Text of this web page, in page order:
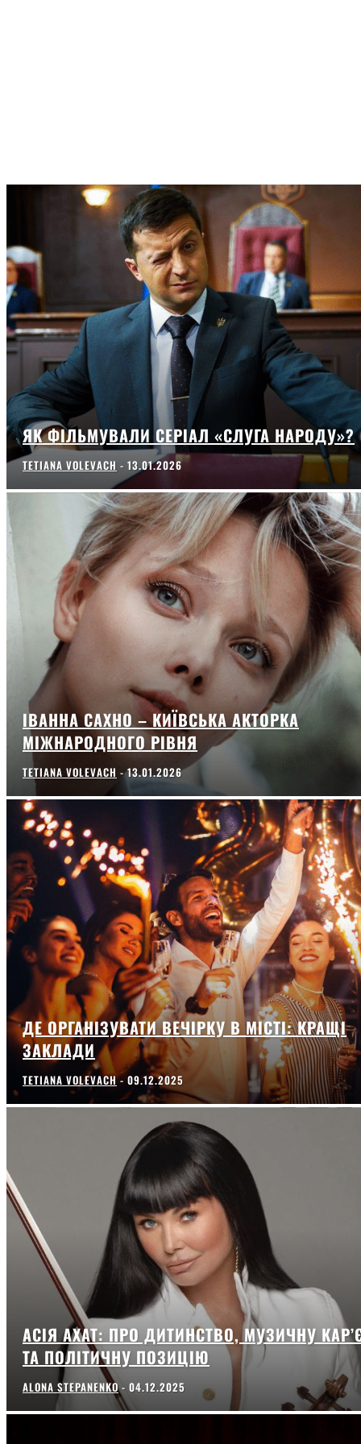
ЯК ФІЛЬМУВАЛИ СЕРІАЛ «СЛУГА НАРОДУ»?
TETIANA VOLEVACH - 13.01.2026
ІВАННА САХНО – КИЇВСЬКА АКТОРКА
МІЖНАРОДНОГО РІВНЯ
TETIANA VOLEVACH - 13.01.2026
ДЕ ОРГАНІЗУВАТИ ВЕЧІРКУ В МІСТІ: КРАЩІ
ЗАКЛАДИ
TETIANA VOLEVACH - 09.12.2025
АСІЯ АХАТ: ПРО ДИТИНСТВО, МУЗИЧНУ
ТА ПОЛІТИЧНУ ПОЗИЦІЮ
ALONA STEPANENKO - 04.12.2025